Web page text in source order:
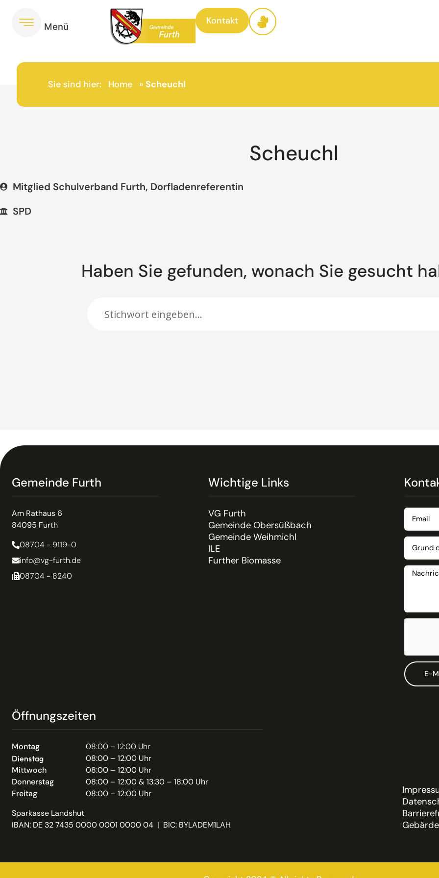
Kontakt
Sie sind hier: Home » Scheuchl
Scheuchl
Mitglied Schulverband Furth, Dorfladenreferentin
SPD
Haben Sie gefunden, wonach Sie gesucht
Gemeinde Furth
Am Rathaus 6
84095 Furth
08704 - 9119-0
info@vg-furth.de
08704 - 8240
Wichtige Links
VG Furth
Gemeinde Obersüßbach
Gemeinde Weihmichl
ILE
Further Biomasse
E-
Öffnungszeiten
Montag 08:00 – 12:00 Uhr
Dienstag
08:00 – 12:00 Uhr
Mittwoch
08:00 – 12:00 Uhr
Donnerstag
08:00 – 12:00 & 13:30 – 18:00 Uhr
Freitag
08:00 – 12:00 Uhr
Sparkasse Landshut
IBAN: DE 32 7435 0000 0001 0000 04 | BIC: BYLADEM1LAH